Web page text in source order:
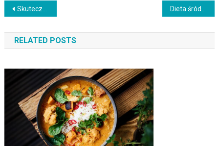
Nawigacja
wpisu
Skuteczna dieta odchudzająca: kluczowe zasady i strategie
RELATED POSTS